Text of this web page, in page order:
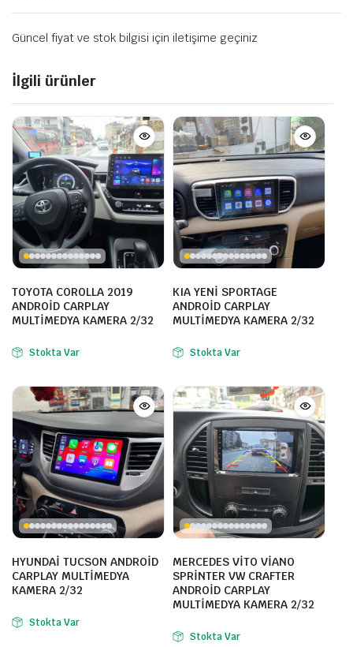
Güncel fiyat ve stok bilgisi için iletişime geçiniz
İlgili ürünler
TOYOTA COROLLA 2019
ANDROİD CARPLAY
MULTİMEDYA KAMERA 2/32
Stokta Var
KIA YENİ SPORTAGE
ANDROİD CARPLAY
MULTİMEDYA KAMERA 2/32
Stokta Var
HYUNDAİ TUCSON ANDROİD
CARPLAY MULTİMEDYA
KAMERA 2/32
Stokta Var
MERCEDES VİTO VİANO
SPRİNTER VW CRAFTER
ANDROİD CARPLAY
MULTİMEDYA KAMERA 2/32
Stokta Var